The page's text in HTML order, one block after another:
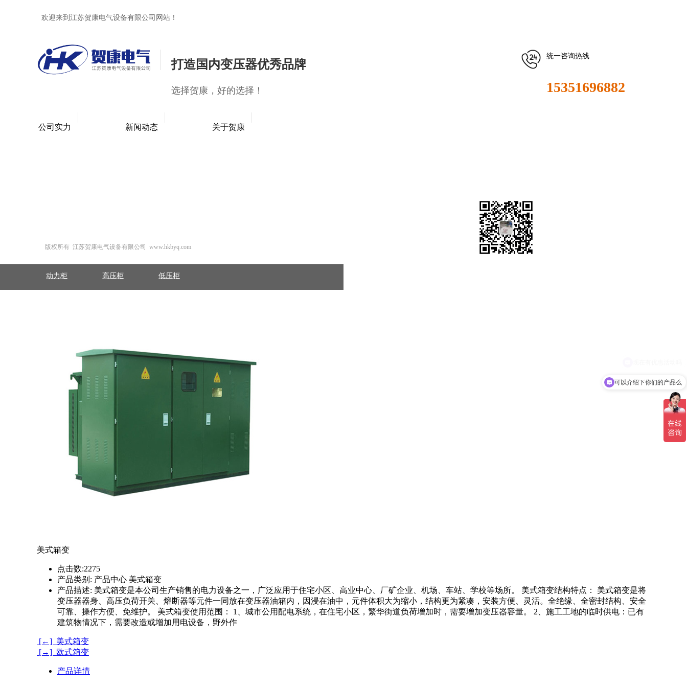
打造国内变压器优秀品牌
选择贺康，好的选择！
统一咨询热线
15351696882
欢迎来到江苏贺康电气设备有限公司网站！
公司实力 新闻动态 关于贺康
美式箱变
点击数:2275
产品类别: 产品中心 美式箱变
产品描述: 美式箱变是本公司生产销售的电力设备之一，广泛应用于住宅小区、高业中心、厂矿企业、机场、车站、学校等场所。 美式箱变结构特点： 美式箱变是将
变压器器身、高压负荷开关、熔断器等元件一同放在变压器油箱内，因浸在油中，元件体积大为缩小，结构更为紧凑，安装方便、灵活。全绝缘、全密封结构、安全
可靠、操作方便、免维护。 美式箱变使用范围： 1、城市公用配电系统，在住宅小区，繁华街道负荷增加时，需要增加变压器容量。 2、施工工地的临时供电：已有
建筑物情况下，需要改造或增加用电设备，野外作
[←] 美式箱变
[→] 欧式箱变
产品详情
版权所有 江苏贺康电气设备有限公司 www.hkbyq.com
动力柜 高压柜 低压柜
可以介绍下你们的产品么